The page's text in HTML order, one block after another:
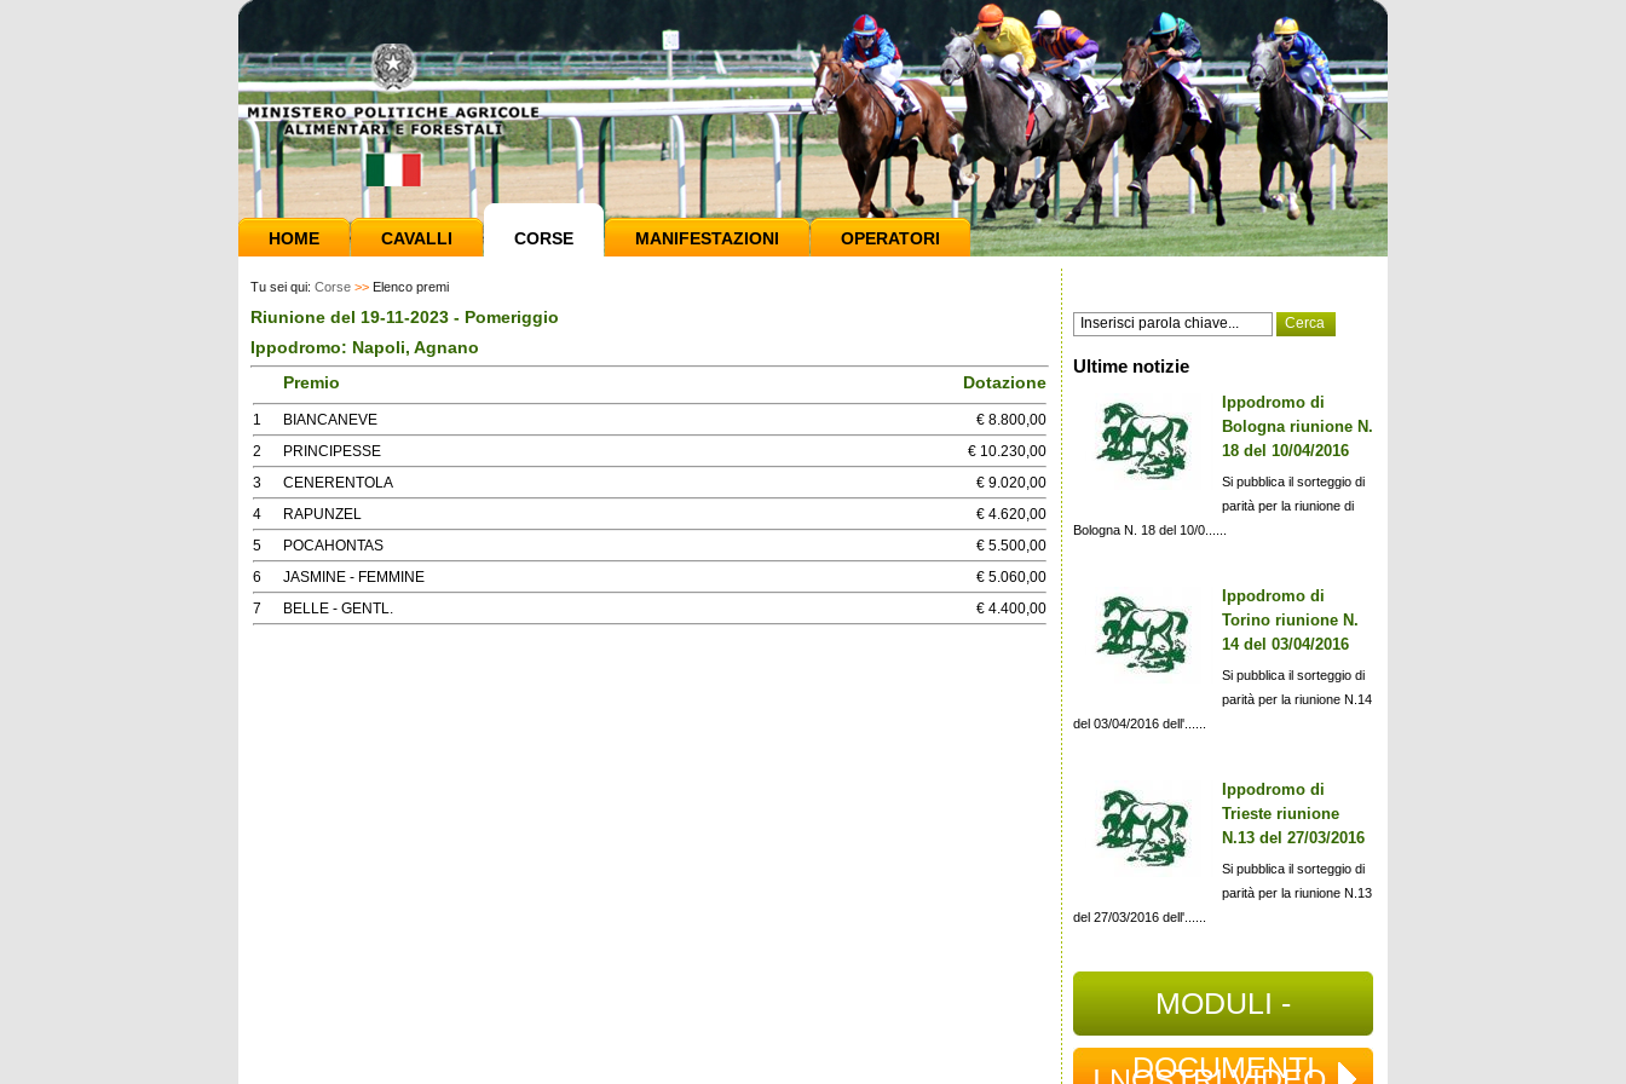
HOME CAVALLI CORSE MANIFESTAZIONI OPERATORI
Tu sei qui: Corse >> Elenco premi
Riunione del 19-11-2023 - Pomeriggio
Ippodromo: Napoli, Agnano
Premio
Dotazione
1 BIANCANEVE
€ 8.800,00
2
PRINCIPESSE
€ 10.230,00
3
CENERENTOLA
€ 9.020,00
4
RAPUNZEL
€ 4.620,00
5
POCAHONTAS
€ 5.500,00
6
JASMINE - FEMMINE
€ 5.060,00
7
BELLE - GENTL. € 4.400,00
Ultime notizie
Ippodromo di
Bologna riunione N.
18 del 10/04/2016
Si pubblica il sorteggio di
parità per la riunione di
Bologna N. 18 del 10/0......
Ippodromo di
Torino riunione N.
14 del 03/04/2016
Si pubblica il sorteggio di
parità per la riunione N.14
del 03/04/2016 dell'......
Ippodromo di
Trieste riunione
N.13 del 27/03/2016
Si pubblica il sorteggio di
parità per la riunione N.13
del 27/03/2016 dell'......
MODULI -
DOCUMENTI